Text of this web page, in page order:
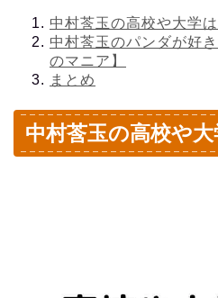
中村莟玉の高校や大学は
中村莟玉のパンダが好
のマニア】
まとめ
中村莟玉の高校や